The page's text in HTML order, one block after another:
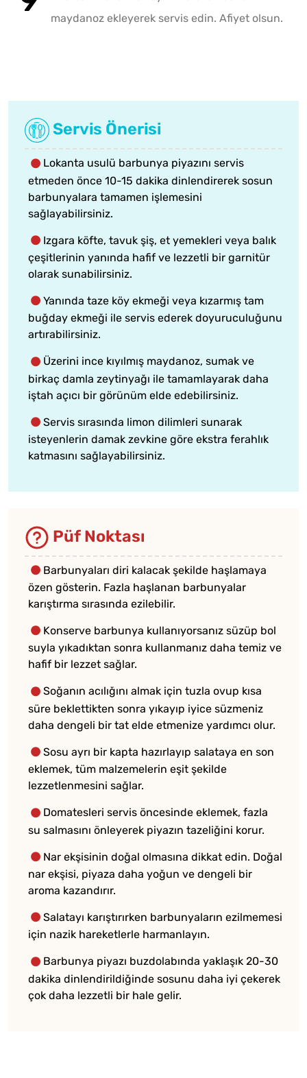
maydanoz ekleyerek servis edin. Afiyet olsun.
Servis Önerisi
Lokanta usulü barbunya piyazını servis
etmeden önce 10-15 dakika dinlendirerek sosun
barbunyalara tamamen işlemesini
sağlayabilirsiniz.
Izgara köfte, tavuk şiş, et yemekleri veya balık
çeşitlerinin yanında hafif ve lezzetli bir garnitür
olarak sunabilirsiniz.
Yanında taze köy ekmeği veya kızarmış tam
buğday ekmeği ile servis ederek doyuruculuğunu
artırabilirsiniz.
Üzerini ince kıyılmış maydanoz, sumak ve
birkaç damla zeytinyağı ile tamamlayarak daha
iştah açıcı bir görünüm elde edebilirsiniz.
Servis sırasında limon dilimleri sunarak
isteyenlerin damak zevkine göre ekstra ferahlık
katmasını sağlayabilirsiniz.
Püf Noktası
Barbunyaları diri kalacak şekilde haşlamaya
özen gösterin. Fazla haşlanan barbunyalar
karıştırma sırasında ezilebilir.
Konserve barbunya kullanıyorsanız süzüp bol
suyla yıkadıktan sonra kullanmanız daha temiz ve
hafif bir lezzet sağlar.
Soğanın acılığını almak için tuzla ovup kısa
süre beklettikten sonra yıkayıp iyice süzmeniz
daha dengeli bir tat elde etmenize yardımcı olur.
Sosu ayrı bir kapta hazırlayıp salataya en son
eklemek, tüm malzemelerin eşit şekilde
lezzetlenmesini sağlar.
Domatesleri servis öncesinde eklemek, fazla
su salmasını önleyerek piyazın tazeliğini korur.
Nar ekşisinin doğal olmasına dikkat edin. Doğal
nar ekşisi, piyaza daha yoğun ve dengeli bir
aroma kazandırır.
Salatayı karıştırırken barbunyaların ezilmemesi
için nazik hareketlerle harmanlayın.
Barbunya piyazı buzdolabında yaklaşık 20-30
dakika dinlendirildiğinde sosunu daha iyi çekerek
çok daha lezzetli bir hale gelir.